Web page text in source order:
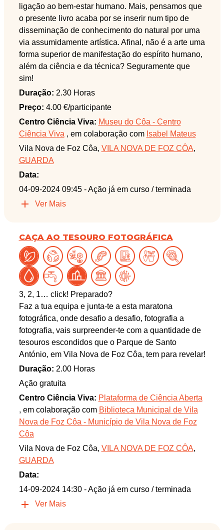
ligação ao bem-estar humano. Mais, pensamos que
o presente livro acaba por se inserir num tipo de
disseminação de conhecimento do natural por uma
via assumidamente artística. Afinal, não é a arte uma
forma superior de manifestação do espírito humano,
além da ciência e da técnica? Seguramente que
sim!
Duração: 2.30 Horas
Preço: 4.00 €/participante
Centro Ciência Viva: Museu do Côa - Centro
Ciência Viva , em colaboração com Isabel Mateus
Vila Nova de Foz Côa, VILA NOVA DE FOZ CÔA,
GUARDA
Data:
04-09-2024 09:45 - Ação já em curso / terminada
Ver Mais
CAÇA AO TESOURO FOTOGRÁFICA
3, 2, 1… click! Preparado?
Faz a tua equipa e junta-te a esta maratona
fotográfica, onde desafio a desafio, fotografia a
fotografia, vais surpreender-te com a quantidade de
tesouros escondidos que o Parque de Santo
António, em Vila Nova de Foz Côa, tem para revelar!
Duração: 2.00 Horas
Ação gratuita
Centro Ciência Viva: Plataforma de Ciência Aberta
, em colaboração com Biblioteca Municipal de Vila
Nova de Foz Côa - Município de Vila Nova de Foz
Côa
Vila Nova de Foz Côa, VILA NOVA DE FOZ CÔA,
GUARDA
Data:
14-09-2024 14:30 - Ação já em curso / terminada
Ver Mais